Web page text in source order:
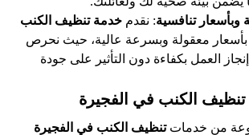
تنافسية: نقدمخدمة تنظيف الكنب
بأسعار معقولة وبسرعة عالية، حيث نحرص
العمل بكفاءة دون التأثير على جودة
تنظيف الكنب في الفجيرة
من خدماتتنظيف الكنب في الفجيرة